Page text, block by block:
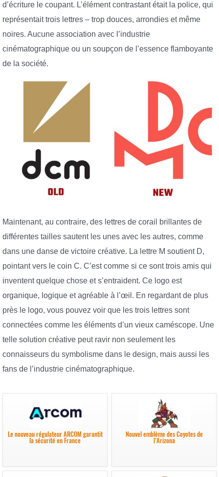
d’écriture le coupant. L’élément contrastant était la police, qui
représentait trois lettres – trop douces, arrondies et même
noires. Aucune association avec l’industrie
cinématographique ou un soupçon de l’essence flamboyante
de la société.
Maintenant, au contraire, des lettres de corail brillantes de
différentes tailles sautent les unes avec les autres, comme
dans une danse de victoire créative. La lettre M soutient D,
pointant vers le coin C. C’est comme si ce sont trois amis qui
inventent quelque chose et s’entraident. Ce logo est
organique, logique et agréable à l’œil. En regardant de plus
près le logo, vous pouvez voir que les trois lettres sont
connectées comme les éléments d’un vieux caméscope. Une
telle solution créative peut ravir non seulement les
connaisseurs du symbolisme dans le design, mais aussi les
fans de l’industrie cinématographique.
Le nouveau régulateur ARCOM garantit
la sécurité en France
Nouvel emblème des Coyotes de
l’Arizona